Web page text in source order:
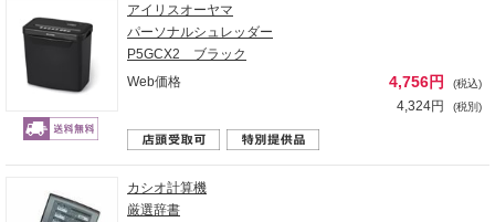
アイリスオーヤマ
パーソナルシュレッダー
P5GCX2 ブラック
Web価格
4,756円 (税込)
4,324円 (税別)
カシオ計算機
厳選辞書